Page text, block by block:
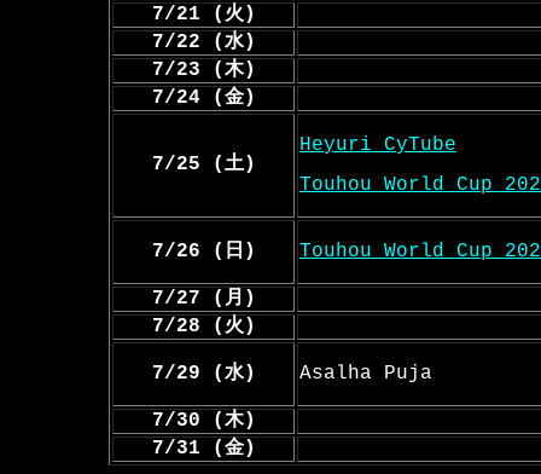
7/21 (火)
7/22 (水)
7/23 (木)
7/24 (金)
7/25 (土)
Heyuri CyTube
Touhou World Cup
7/26 (日) Touhou World Cup
7/27 (月)
7/28 (火)
7/29 (水) Asalha Puja
7/30 (木)
7/31 (金)